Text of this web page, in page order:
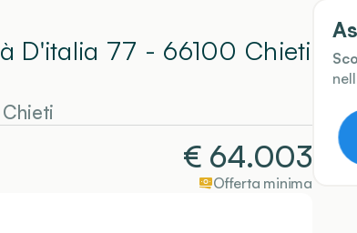
D'italia 77 - 66100 Chieti
Chieti
€ 64.003
Offerta minima